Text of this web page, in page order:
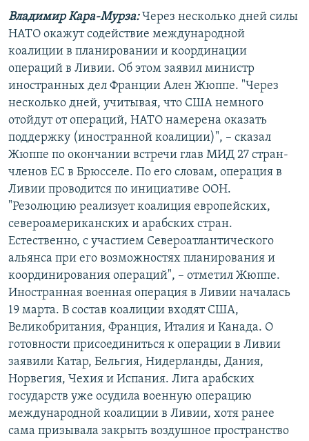
Владимир Кара-Мурза: Через несколько дней силы
НАТО окажут содействие международной
коалиции в планировании и координации
операций в Ливии. Об этом заявил министр
иностранных дел Франции Ален Жюппе. "Через
несколько дней, учитывая, что США немного
отойдут от операций, НАТО намерена оказать
поддержку (иностранной коалиции)", – сказал
Жюппе по окончании встречи глав МИД 27 стран-
членов ЕС в Брюсселе. По его словам, операция в
Ливии проводится по инициативе ООН.
"Резолюцию реализует коалиция европейских,
североамериканских и арабских стран.
Естественно, с участием Североатлантического
альянса при его возможностях планирования и
координирования операций", – отметил Жюппе.
Иностранная военная операция в Ливии началась
19 марта. В состав коалиции входят США,
Великобритания, Франция, Италия и Канада. О
готовности присоединиться к операции в Ливии
заявили Катар, Бельгия, Нидерланды, Дания,
Норвегия, Чехия и Испания. Лига арабских
государств уже осудила военную операцию
международной коалиции в Ливии, хотя ранее
сама призывала закрыть воздушное пространство